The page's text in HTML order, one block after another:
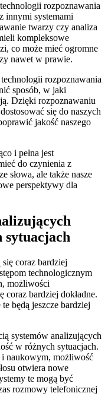
⁣rozpoznawania⁢
innymi systemami
twarzy​ czy analiza
kompleksowe⁢
co może mieć ogromne
nawet w prawie.
rozpoznawania
sposób, w jaki
Dzięki rozpoznawaniu
się do​ naszych
jakość naszego
i pełna jest
do⁣ czynienia⁣ z
słowa, ale⁤ także nasze
perspektywy⁤ dla
sytuacjach
się coraz bardziej
technologicznym
możliwości
coraz bardziej dokładne.
⁤będą ⁣jeszcze bardziej
⁤systemów analizujących
w‍ różnych sytuacjach.
naukowym, możliwość
⁣otwiera nowe
te mogą być
rozmowy ​telefonicznej